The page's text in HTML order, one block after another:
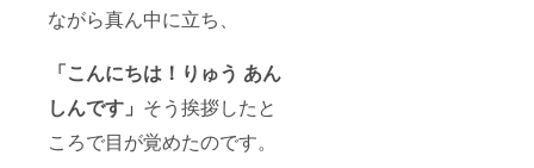
ながら真ん中に立ち、
「こんにちは！りゅう あん
しんです」 そう挨拶したと
ころで目が覚めたのです。